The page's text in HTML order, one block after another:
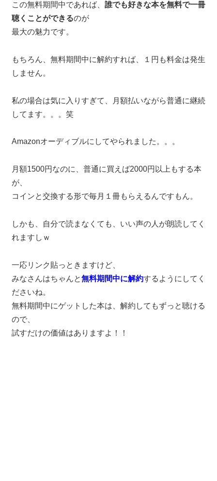
この無料期間中であれば、 誰でも好きな本を無料で一冊
聴くことができるのが
最大の魅力です。
もちろん、無料期間中に解約すれば、１円も料金は発生
しません。
私の場合は気に入りすぎて、月額払いながら普通に継続
してます。。。笑
Amazonオーディブルにしてやられました。。。
月額1500円なのに、普通に買えば2000円以上もする本
が、
コインと交換する形で毎月１冊もらえるんですもん。
しかも、自分で読まなくても、いい声の人が朗読してく
れますしｗ
一応リンク貼っときますけど、
みなさんはちゃんと無料期間中に解約するようにしてく
ださいね。
無料期間中にゲットした本は、解約してもずっと聴ける
ので、
試すだけの価値はありますよ！！